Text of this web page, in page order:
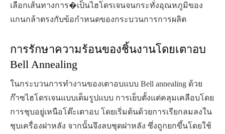
เลือกเส้นทางการ�เป็นไฮโดรเจนจนกระทั่งอุณหภูมิของ
แกนกล้าตรงกับข้อกำหนดของกระบวนการการผลิต
การรักษาความร้อนของชิ้นงานโดยเตาอบ
Bell Annealing
ในกระบวนการทำงานของเตาอบแบบ Bell annealing ด้วย
ก๊าซไฮโดรเจนแบบเต็มรูปแบบ การเย็บตั้งแต่คลุมเคลือบโดย
การชุบอยู่เหนือโต๊ะเตาอบ โดยเริ่มต้นด้วยการเรียกลมลงใน
ชุบเครื่องฝาหลัง จากนั้นจึงลบชุดฝาหลัง ซึ่งถูกยกขึ้นโดยใช้